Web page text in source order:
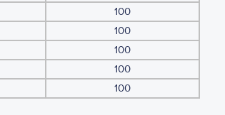
100
100
100
100
100